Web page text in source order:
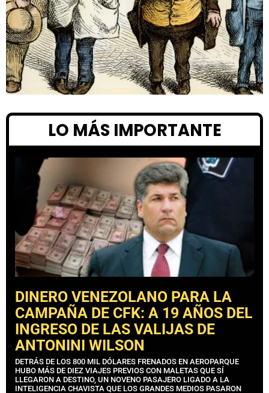
LO MÁS IMPORTANTE
DINERO VENEZOLANO PARA LA
CAMPAÑA DE CFK: A 19 AÑOS DEL
INGRESO DE LAS VALIJAS DE
ANTONINI WILSON
DETRÁS DE LOS 800 MIL DÓLARES FRENADOS EN AEROPARQUE
HUBO MÁS DE DIEZ VIAJES PREVIOS CON MALETAS QUE SÍ
LLEGARON A DESTINO, UN NOVENO PASAJERO LIGADO A LA
INTELIGENCIA CHAVISTA QUE LOS GRANDES MEDIOS PASARON